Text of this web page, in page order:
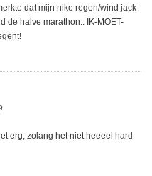
dat mijn nike regen/wind jack
de halve marathon.. IK-MOET-
erg, zolang het niet heeeel hard